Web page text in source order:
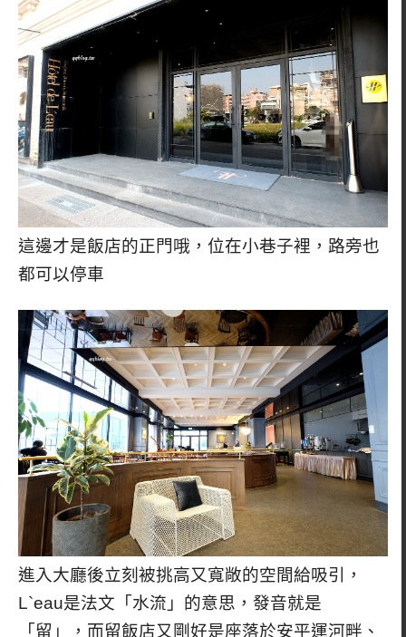
這邊才是飯店的正門哦，位在小巷子裡，路旁也
都可以停車
進入大廳後立刻被挑高又寬敞的空間給吸引，
L`eau是法文「水流」的意思，發音就是
「留」，而留飯店又剛好是座落於安平運河畔、